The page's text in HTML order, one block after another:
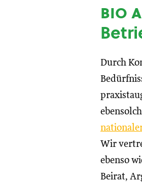
bio
Durch
Wir
ebenso
Beirat,